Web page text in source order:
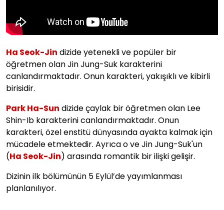
Ha Seok-Jin dizide yetenekli ve popüler bir
öğretmen olan Jin Jung-Suk karakterini
canlandırmaktadır. Onun karakteri, yakışıklı ve kibirli
birisidir.
Park Ha-Sun dizide çaylak bir öğretmen olan Lee
Shin-Ib karakterini canlandırmaktadır. Onun
karakteri, özel enstitü dünyasında ayakta kalmak için
mücadele etmektedir. Ayrıca o ve Jin Jung-Suk'un
(Ha Seok-Jin) arasında romantik bir ilişki gelişir.
Dizinin ilk bölümünün 5 Eylül’de yayımlanması
planlanılıyor.